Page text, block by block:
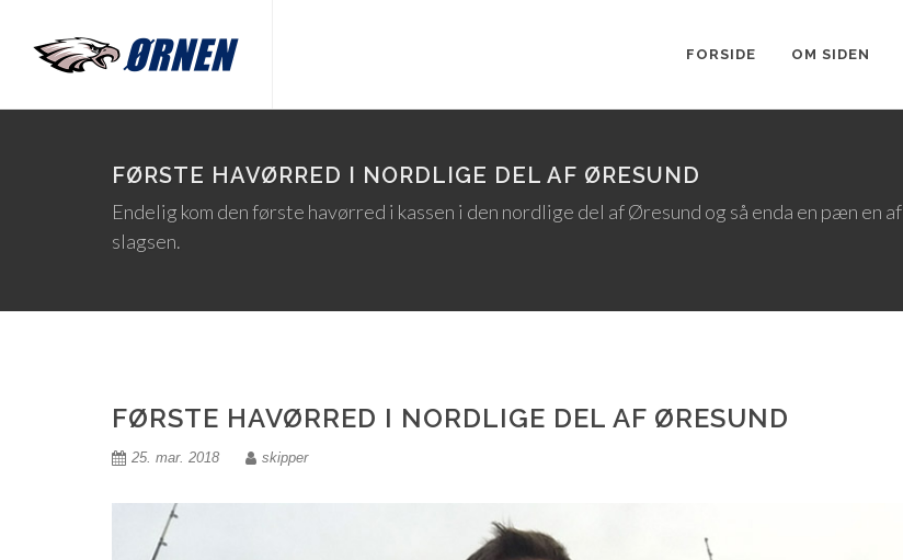
FORSIDE OM SIDEN
FØRSTE HAVØRRED I NORDLIGE DEL AF ØRESUND
Endelig kom den første havørred i kassen i den nordlige del af Øresund og så enda en pæn en af
slagsen.
FØRSTE HAVØRRED I NORDLIGE DEL AF ØRESUND
25. mar. 2018 skipper